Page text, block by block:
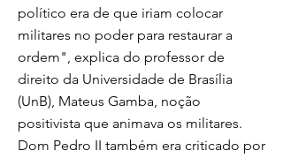
político era de que iriam colocar
militares no poder para restaurar a
ordem", explica do professor de
direito da Universidade de Brasília
(UnB), Mateus Gamba, noção
positivista que animava os militares.
Dom Pedro II também era criticado por